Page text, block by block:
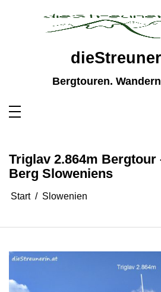
Bergtouren.
Triglav 2.864m Bergtour
Berg Sloweniens
Start Slowenien